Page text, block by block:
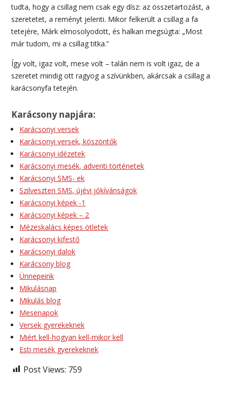
tudta, hogy a csillag nem csak egy dísz: az összetartozást, a
szeretetet, a reményt jelenti. Mikor felkerült a csillag a fa
tetejére, Márk elmosolyodott, és halkan megsúgta: „Most
már tudom, mi a csillag titka.”
Így volt, igaz volt, mese volt – talán nem is volt igaz, de a
szeretet mindig ott ragyog a szívünkben, akárcsak a csillag a
karácsonyfa tetején.
Karácsony napjára:
Karácsonyi versek
Karácsonyi versek, köszöntők
Karácsonyi idézetek
Karácsonyi mesék, adventi történetek
Karácsonyi SMS- ek
Szilveszteri SMS, újévi jókívánságok
Karácsonyi képek -1
Karácsonyi képek – 2
Mézeskalács képes ötletek
Karácsonyi kifestő
Karácsonyi dalok
Karácsony blog
Ünnepeink
Mikulásnap
Mikulás blog
Mesenapok
Versek gyerekeknek
Miért kell-hogyan kell-mikor kell
Esti mesék gyerekeknek
Post Views: 759